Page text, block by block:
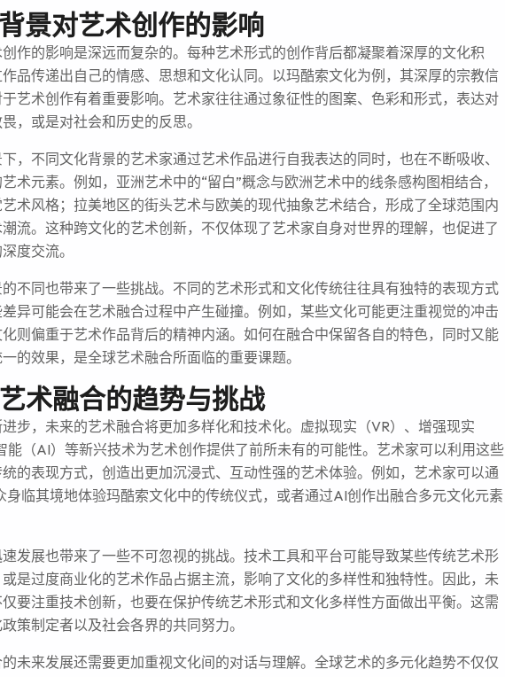
景对艺术创作的影响
作的影响是深远而复杂的。每种艺术形式的创作背后都凝聚着深厚的文化积
品传递出自己的情感、思想和文化认同。以玛酷索文化为例，其深厚的宗教信
艺术创作有着重要影响。艺术家往往通过象征性的图案、色彩和形式，表达对
，或是对社会和历史的反思。
，不同文化背景的艺术家通过艺术作品进行自我表达的同时，也在不断吸收、
术元素。例如，亚洲艺术中的“留白”概念与欧洲艺术中的线条感构图相结合，
术风格；拉美地区的街头艺术与欧美的现代抽象艺术结合，形成了全球范围内
流。这种跨文化的艺术创新，不仅体现了艺术家自身对世界的理解，也促进了
度交流。
不同也带来了一些挑战。不同的艺术形式和文化传统往往具有独特的表现方式
异可能会在艺术融合过程中产生碰撞。例如，某些文化可能更注重视觉的冲击
则偏重于艺术作品背后的精神内涵。如何在融合中保留各自的特色，同时又能
的效果，是全球艺术融合所面临的重要课题。
术融合的趋势与挑战
步，未来的艺术融合将更加多样化和技术化。虚拟现实（VR）、增强现实
能（AI）等新兴技术为艺术创作提供了前所未有的可能性。艺术家可以利用这些
的表现方式，创造出更加沉浸式、互动性强的艺术体验。例如，艺术家可以通
身临其境地体验玛酷索文化中的传统仪式，或者通过AI创作出融合多元文化元素
发展也带来了一些不可忽视的挑战。技术工具和平台可能导致某些传统艺术形
是过度商业化的艺术作品占据主流，影响了文化的多样性和独特性。因此，未
要注重技术创新，也要在保护传统艺术形式和文化多样性方面做出平衡。这需
策制定者以及社会各界的共同努力。
未来发展还需要更加重视文化间的对话与理解。全球艺术的多元化趋势不仅仅